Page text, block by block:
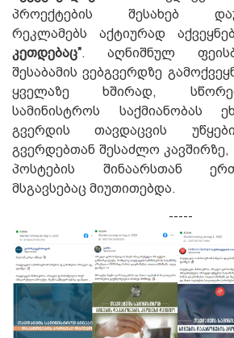
პროექტების შესახებ
რეკლამებს აქტიურად
კეთდებაც”.
აღნიშნულ
შესაბამის ვებგვერდზე
ყველაზე ხშირად,
სამინისტროს საქმიანობას
გვერდის
თავდაცვის
გვერდებთან შესაძლო
პოსტების შინაარსთან
მსგავსებაც მიუთითებდა.
-----